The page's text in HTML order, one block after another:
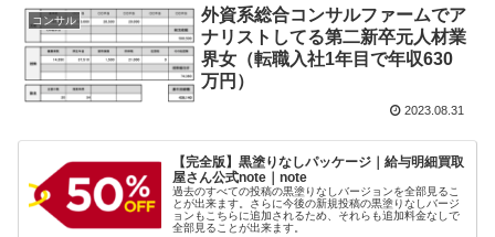
コンサル
外資系総合コンサルファームでア
ナリストしてる第二新卒元人材業
界女（転職入社1年目で年収630
万円）
2023.08.31
【完全版】黒塗りなしパッケージ｜給与明細買取
屋さん公式note｜note
過去のすべての投稿の黒塗りなしバージョンを全部見るこ
とが出来ます。さらに今後の新規投稿の黒塗りなしバージ
ョンもこちらに追加されるため、それらも追加料金なしで
全部見ることが出来ます。